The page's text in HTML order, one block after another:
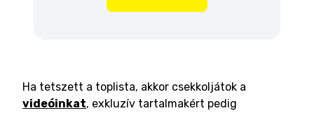
Ha tetszett a toplista, akkor csekkoljátok a
videóinkat, exkluzív tartalmakért pedig